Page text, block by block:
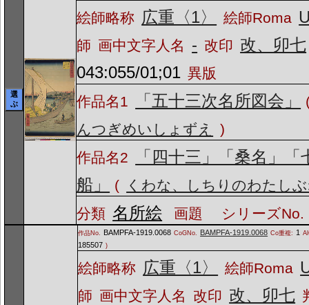
選
ぶ
絵師略称 広重〈1〉 絵師Roma
師 画中文字人名 - 改印 改、卯七
043:055/01;01 異版
作品名1
「五十三次名所図会」
んつぎめいしょずえ
)
作品名2
「四十三」「桑名」「
船」
(
くわな、しちりのわたし
分類 名所絵 画題 シリーズNo.
作品No. BAMPFA-1919.0068 CoGNo. BAMPFA-1919.0068 Co重複: 1
185507 )
絵師略称 広重〈1〉 絵師Roma
師 画中文字人名 改印 改、卯七